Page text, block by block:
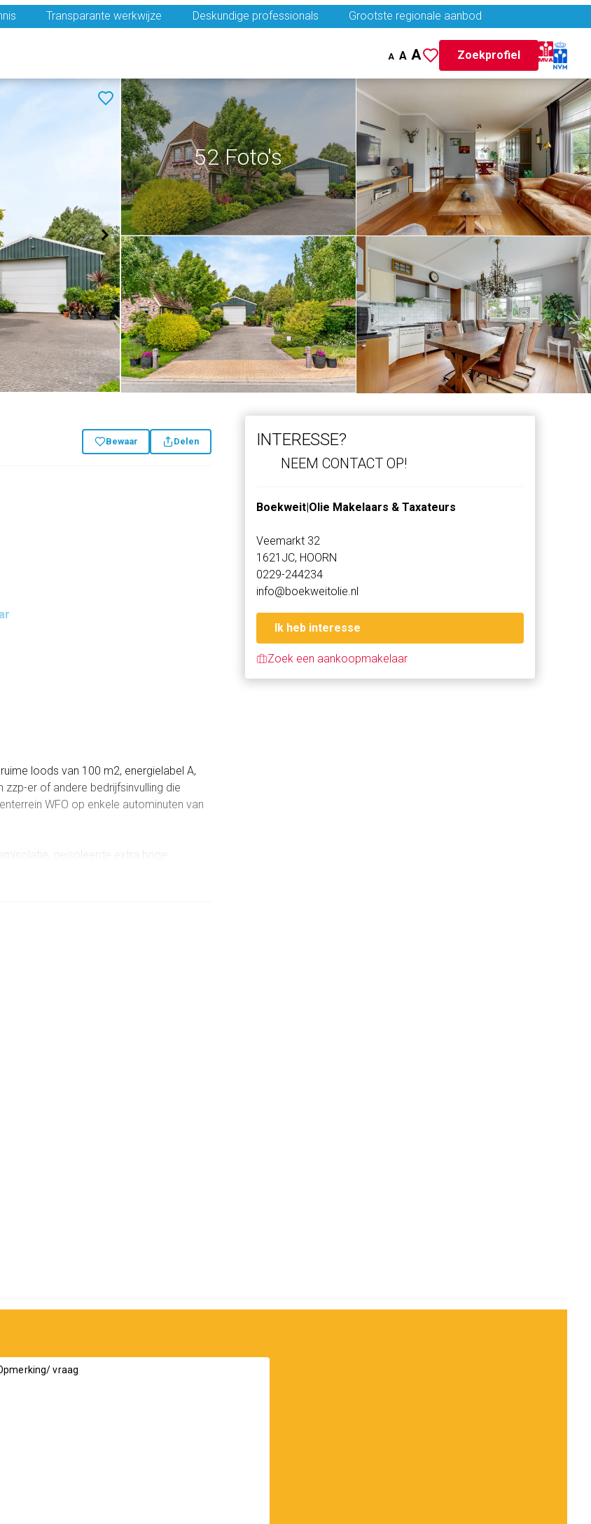
Transparante werkwijze Deskundige professionals Grootste regionale aanbod
A A A Zoekprofiel
52 Foto's
Bewaar Delen
loods van 100 m2, energielabel A,
er of andere bedrijfsinvulling die
WFO op enkele autominuten van
geïsoleerde extra hoge
tuin. Kantoor/ slaapkamer aan de
INTERESSE?
NEEM CONTACT OP!
Boekweit|Olie Makelaars & Taxateurs
Veemarkt 32
1621JC, HOORN
0229-244234
info@boekweitolie.nl
Ik heb interesse
Zoek een aankoopmakelaar
vraag